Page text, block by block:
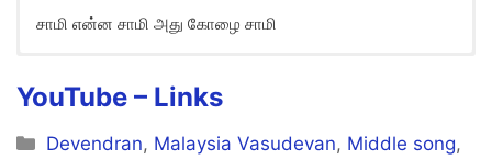
சாமி என்ன சாமி அது கோழை சாமி
Lyrics in English
Bhoomi enna bhoomi idhu yaezhai bhoomi
YouTube – Links
Categories
Devendran, Malaysia Vasudevan, Middle song,